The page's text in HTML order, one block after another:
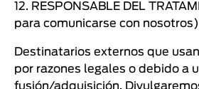
12. RESPONSABLE DEL
para comunicarse con
Destinatarios externos que
por razones legales o debido a
fusión/adquisición.